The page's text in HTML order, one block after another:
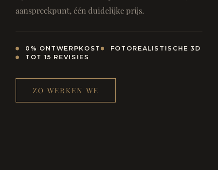
aanspreekpunt, één duidelijke prijs.
0% ONTWERPKOST
FOTOREALISTISCHE 3D
TOT 15 REVISIES
ZO WERKEN WE